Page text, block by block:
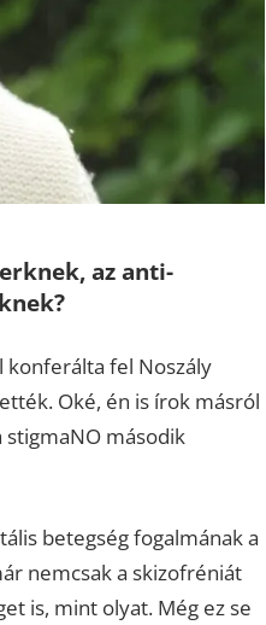
az anti-
konferálta fel Noszály
Oké, én is írok másról
stigmaNO második
betegség fogalmának a
nemcsak a skizofréniát
is, mint olyat. Még ez se